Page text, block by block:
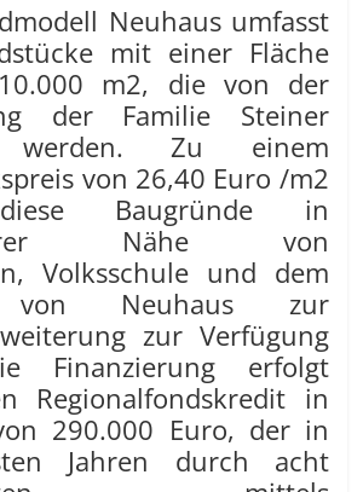
Neuhaus umfasst
mit einer Fläche
m2, die von der
der Familie Steiner
werden. Zu einem
von 26,40 Euro /m2
Baugründe in
Nähe von
Volksschule und dem
von Neuhaus zur
zur Verfügung
Finanzierung erfolgt
Regionalfondskredit in
290.000 Euro, der in
Jahren durch acht